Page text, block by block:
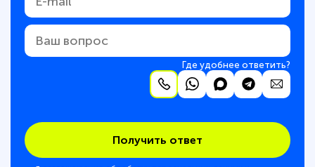
Где удобнее ответить?
Получить ответ